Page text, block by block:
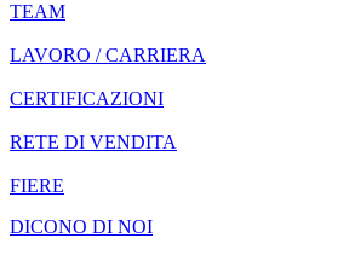
TEAM
LAVORO / CARRIERA
CERTIFICAZIONI
RETE DI VENDITA
FIERE
DICONO DI NOI